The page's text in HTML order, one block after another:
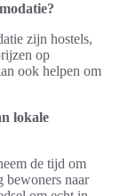
zijn hostels,
op
ook helpen om
lokale
de tijd om
bewoners naar